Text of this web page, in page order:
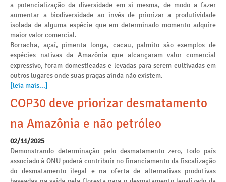
a potencialização da diversidade em si mesma, de modo a fazer
aumentar a biodiversidade ao invés de priorizar a produtividade
isolada de alguma espécie que em determinado momento adquire
maior valor comercial.
Borracha, açaí, pimenta longa, cacau, palmito são exemplos de
espécies nativas da Amazônia que alcançaram valor comercial
expressivo, foram domesticadas e levadas para serem cultivadas em
outros lugares onde suas pragas ainda não existem.
[leia mais...]
COP30 deve priorizar desmatamento
na Amazônia e não petróleo
02/11/2025
Demonstrando determinação pelo desmatamento zero, todo país
associado à ONU poderá contribuir no financiamento da fiscalização
do desmatamento ilegal e na oferta de alternativas produtivas